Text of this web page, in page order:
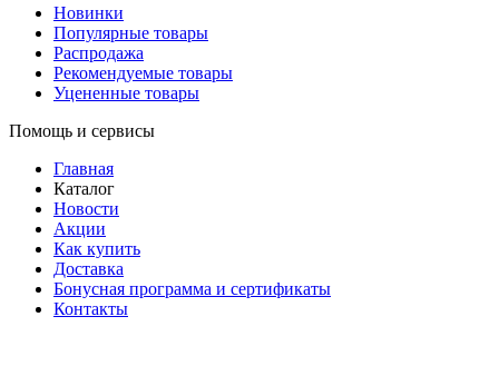
Новинки
Популярные товары
Распродажа
Рекомендуемые товары
Уцененные товары
Помощь и сервисы
Главная
Каталог
Новости
Акции
Как купить
Доставка
Бонусная программа и сертификаты
Контакты